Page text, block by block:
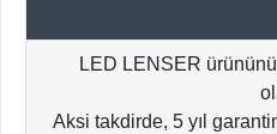
LED LENSER
Aksi takdirde, 5 yıl